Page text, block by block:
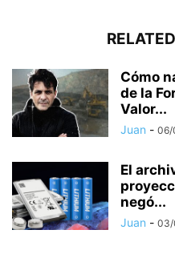
Cómo
de la
Valor...
Juan - 06/
El
negó...
Juan - 03/